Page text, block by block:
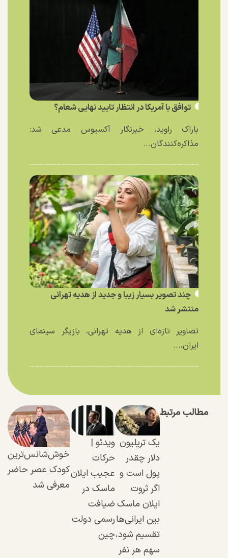
توافق با آمریکا در انتظار تایید نهایی شعام؟
باراک راوید، خبرنگار آکسیوس مدعی شد:
مذاکره‌کنندگان...
چند تصویر بسیار زیبا و جدید از هدیه تهرانی
منتشر شد
تصاویر تازه‌ای از هدیه تهرانی، بازیگر سینمای
ایران،...
مطالب مرتبط
یک تریلیون
دلار چقدر
پول است و
اگر ثروت
ایلان ماسک
بین ایرانی‌ها
تقسیم شود،
سهم هر نفر
ویدئو |
حرکات
عجیب ایلان
ماسک در
ضیافت
رسمی دولت
چین
خوش‌شانس‌ترین
کودک عصر حاضر
معرفی شد